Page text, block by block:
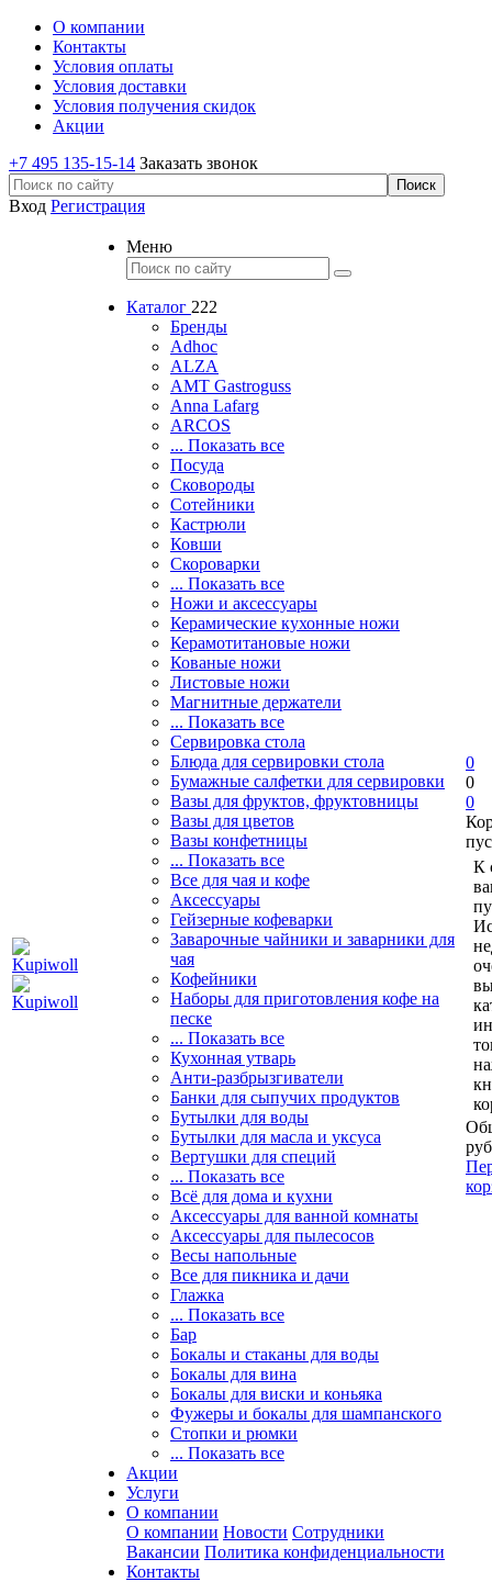
О компании
Контакты
Условия оплаты
Условия доставки
Условия получения скидок
Акции
+7 495 135-15-14 Заказать звонок
Вход Регистрация
Меню
Каталог 222
Бренды
Adhoc
ALZA
AMT Gastroguss
Anna Lafarg
ARCOS
... Показать все
Посуда
Сковороды
Сотейники
Кастрюли
Ковши
Скороварки
... Показать все
Ножи и аксессуары
Керамические кухонные ножи
Керамотитановые ножи
Кованые ножи
Листовые ножи
Магнитные держатели
... Показать все
Сервировка стола
Блюда для сервировки стола
Бумажные салфетки для сервировки
Вазы для фруктов, фруктовницы
Вазы для цветов
Вазы конфетницы
... Показать все
Все для чая и кофе
Аксессуары
Гейзерные кофеварки
Заварочные чайники и заварники для
чая
Кофейники
Наборы для приготовления кофе на
песке
... Показать все
Кухонная утварь
Анти-разбрызгиватели
Банки для сыпучих продуктов
Бутылки для воды
Бутылки для масла и уксуса
Вертушки для специй
... Показать все
Всё для дома и кухни
Аксессуары для ванной комнаты
Аксессуары для пылесосов
Весы напольные
Все для пикника и дачи
Глажка
... Показать все
Бар
Бокалы и стаканы для воды
Бокалы для вина
Бокалы для виски и коньяка
Фужеры и бокалы для шампанского
Стопки и рюмки
... Показать все
Акции
Услуги
О компании
О компании Новости Сотрудники
Вакансии Политика конфиденциальности
Контакты
0
0
0
К